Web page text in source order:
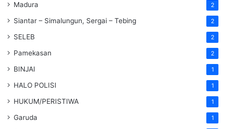
Madura 2
Siantar – Simalungun, Sergai – Tebing 2
SELEB 2
Pamekasan 2
BINJAI 1
HALO POLISI 1
HUKUM/PERISTIWA 1
Garuda 1